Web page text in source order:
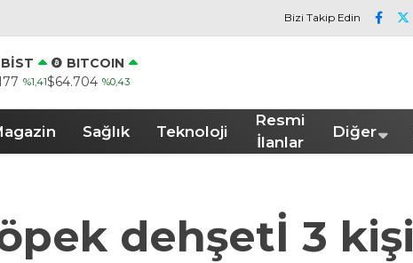
Bizi Takip Edin
BİST
%1,41
BITCOIN
$64.704 %0,43
Sağlık Teknoloji
Resmi
İlanlar
Diğer
dehşetİ 3 kişi